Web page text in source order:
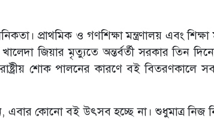
প্রাথমিক ও গণশিক্ষা মন্ত্রণালয় এবং শিক্ষা
জিয়ার মৃত্যুতে অন্তর্বর্তী সরকার তিন দিনের
শোক পালনের কারণে বই বিতরণকালে
এবার কোনো বই উৎসব হচ্ছে না। শুধুমাত্র নিজ